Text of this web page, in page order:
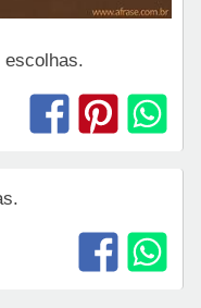
escolhas.